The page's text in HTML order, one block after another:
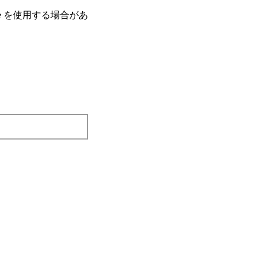
使⽤する場合があ